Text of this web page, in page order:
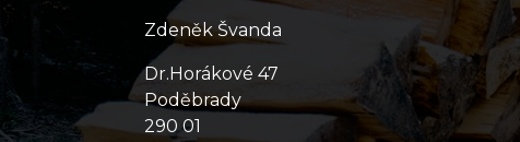
Zdeněk Švanda
Dr.Horákové 47
Poděbrady
290 01